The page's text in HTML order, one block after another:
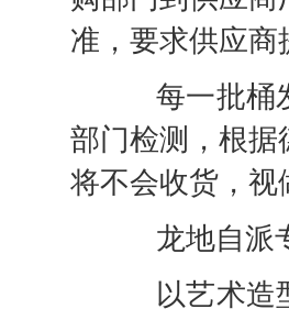
准，要求供应
每一批桶发
部门检测，根据
将不会收货，视
龙地自派
以艺术造型